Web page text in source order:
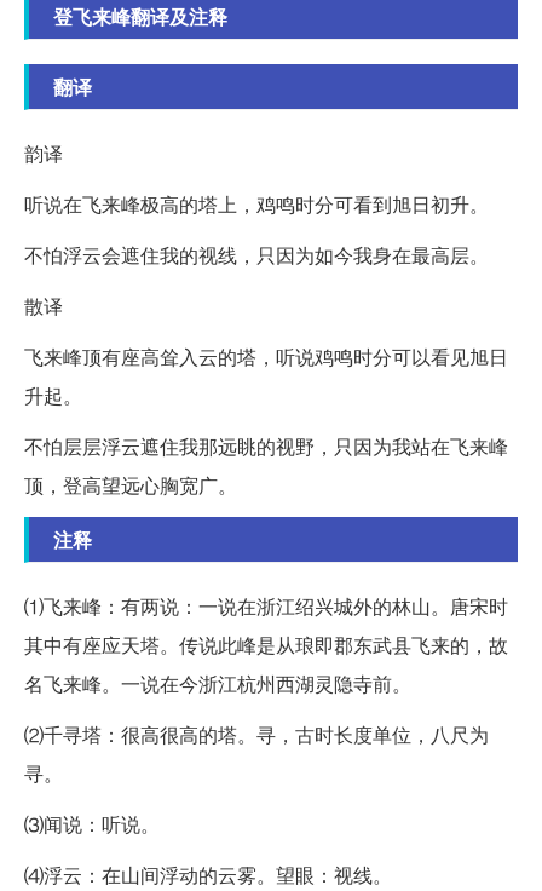
登飞来峰翻译及注释
翻译
韵译
听说在飞来峰极高的塔上，鸡鸣时分可看到旭日初升。
不怕浮云会遮住我的视线，只因为如今我身在最高层。
散译
飞来峰顶有座高耸入云的塔，听说鸡鸣时分可以看见旭日
升起。
不怕层层浮云遮住我那远眺的视野，只因为我站在飞来峰
顶，登高望远心胸宽广。
注释
⑴飞来峰：有两说：一说在浙江绍兴城外的林山。唐宋时
其中有座应天塔。传说此峰是从琅即郡东武县飞来的，故
名飞来峰。一说在今浙江杭州西湖灵隐寺前。
⑵千寻塔：很高很高的塔。寻，古时长度单位，八尺为
寻。
⑶闻说：听说。
⑷浮云：在山间浮动的云雾。望眼：视线。